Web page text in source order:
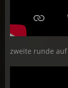
zweite runde